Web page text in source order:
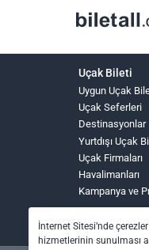
Uçak Bileti
Uygun Uçak
Uçak Seferleri
Destinasyonlar
Yurtdışı Uçak
Uçak Firmaları
Havalimanları
Kampanya ve
İnternet Sitesi’nde
hizmetlerinin sunulması